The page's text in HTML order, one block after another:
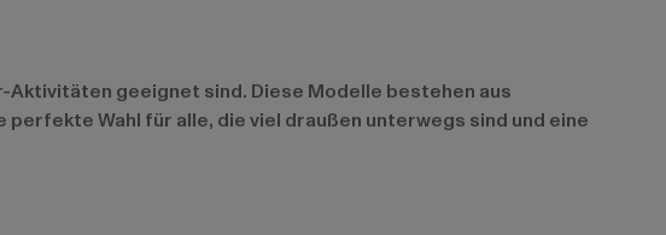
geeignet sind. Diese Modelle bestehen aus
Wahl für alle, die viel draußen unterwegs sind und eine